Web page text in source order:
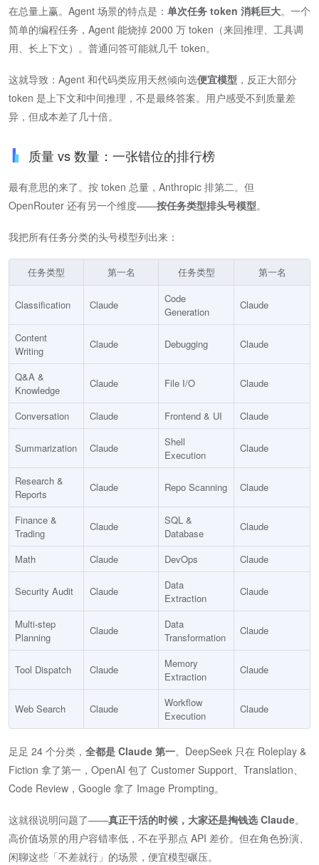
在总量上赢。Agent 场景的特点是：​ 单次任务 token 消耗巨大​。一个
简单的编程任务，Agent 能烧掉 2000 万 token（来回推理、工具调
用、长上下文）。普通问答可能就几千 token。
这就导致：Agent 和代码类应用天然倾向选​便宜模型 ​，反正大部分
token 是上下文和中间推理，不是最终答案。用户感受不到质量差
异，但成本差了几十倍。
质量 vs 数量：一张错位的排行榜
最有意思的来了。按 token 总量，Anthropic 排第二。但
OpenRouter 还有另一个维度——​按任务类型排头号模型​。
我把所有任务分类的头号模型列出来：
任务类型 第一名 任务类型 第一名
Classification Claude
Code
Generation
Claude
Content
Writing
Claude Debugging Claude
Q&A &
Knowledge
Claude File I/O Claude
Conversation Claude Frontend & UI Claude
Summarization Claude
Shell
Execution
Claude
Research &
Reports
Claude Repo Scanning Claude
Finance &
Trading
Claude
SQL &
Database
Claude
Math Claude DevOps Claude
Security Audit Claude
Data
Extraction
Claude
Multi-step
Planning
Claude
Data
Transformation
Claude
Tool Dispatch Claude
Memory
Extraction
Claude
Web Search Claude
Workflow
Execution
Claude
足足 24 个分类，​ 全都是 Claude 第一​。DeepSeek 只在 Roleplay &
Fiction 拿了第一，OpenAI 包了 Customer Support、Translation、
Code Review，Google 拿了 Image Prompting。
这就很说明问题了——​真正干活的时候，大家还是掏钱选 Claude​。
高价值场景的用户容错率低，不在乎那点 API 差价。但在角色扮演、
闲聊这些「不差就行」的场景，便宜模型碾压。